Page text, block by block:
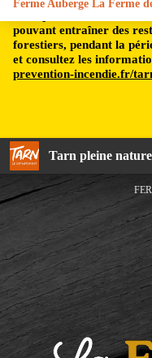
pouvant entraîner des
forestiers, pendant la
et consultez les
prevention-incendie.fr/
Tarn pleine nature
Ferme Auberge La Ferme